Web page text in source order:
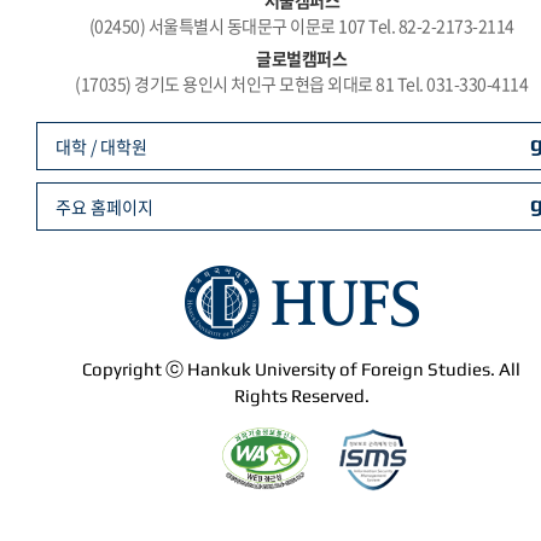
(02450) 서울특별시 동대문구 이문로 107 Tel. 82-2-2173-2114
글로벌캠퍼스
(17035) 경기도 용인시 처인구 모현읍 외대로 81 Tel. 031-330-4114
Copyright ⓒ Hankuk University of Foreign Studies. All
Rights Reserved.
대학 / 대학원
주요 홈페이지